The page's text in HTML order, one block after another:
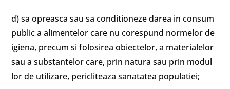
d) sa opreasca sau sa conditioneze darea in consum
public a alimentelor care nu corespund normelor de
igiena, precum si folosirea obiectelor, a materialelor
sau a substantelor care, prin natura sau prin modul
lor de utilizare, pericliteaza sanatatea populatiei;